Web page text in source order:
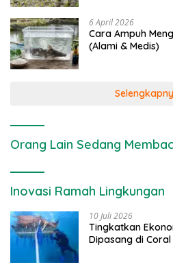
6 April 2026
Cara Ampuh
(Alami & Medis)
Orang Lain Sedang
Inovasi Ramah Lingkungan
10 Juli 2026
Tingkatkan
Dipasang di